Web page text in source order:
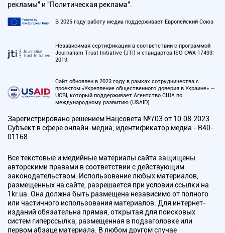
рекламы" и "Политическая реклама".
В 2025 году работу медиа поддерживает Европейский Союз
Независимая сертификация в соответствии с программой
Journalism Trust Initiative (JTI) и стандартов ISO CWA 17493:
2019
Сайт обновлен в 2023 году в рамках сотрудничества с
проектом «Укрепление общественного доверия в Украине» —
UCBI, который поддерживает Агентство США по
международному развитию (USAID)
Зарегистрировано решением Нацсовета №703 от 10.08.2023
Субъект в сфере онлайн-медиа; идентификатор медиа - R40-
01168
Все текстовые и медийные материалы сайта защищены
авторскими правами в соответствии с действующим
законодательством. Использование любых материалов,
размещенных на сайте, разрешается при условии ссылки на
1kr.ua. Она должна быть размещена независимо от полного
или частичного использования материалов. Для интернет-
изданий обязательна прямая, открытая для поисковых
систем гиперссылка, размещенная в подзаголовке или
первом абзаце материала. В любом другом случае